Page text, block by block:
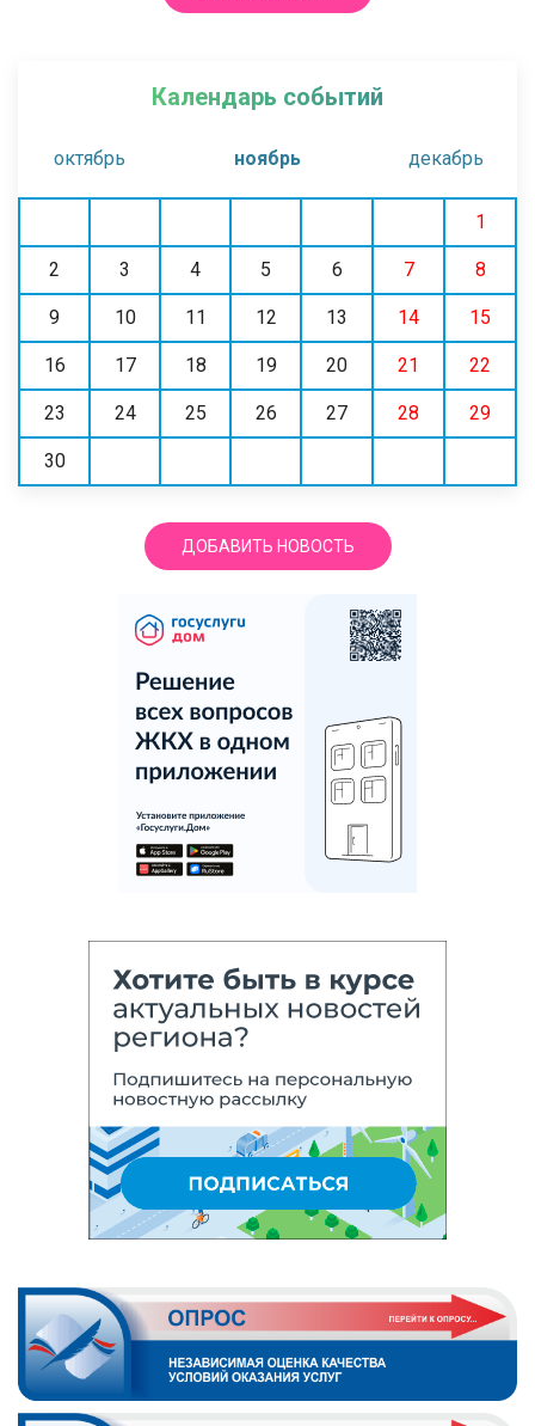
Календарь событий
октябрь ноябрь декабрь
1
2 3 4 5 6 7 8
9 10 11 12 13 14 15
16 17 18 19 20 21 22
23 24 25 26 27 28 29
30
ДОБАВИТЬ НОВОСТЬ